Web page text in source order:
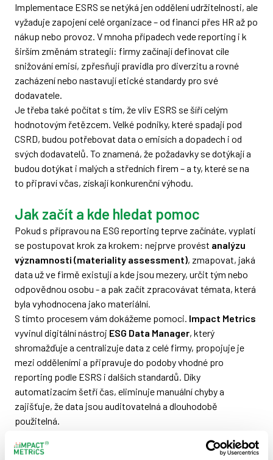
Implementace ESRS se netýká jen oddělení udržitelnosti, ale
vyžaduje zapojení celé organizace – od financí přes HR až po
nákup nebo provoz. V mnoha případech vede reporting i k
širším změnám strategií: firmy začínají definovat cíle
snižování emisí, zpřesňují pravidla pro diverzitu a rovné
zacházení nebo nastavují etické standardy pro své
dodavatele.
Je třeba také počítat s tím, že vliv ESRS se šíří celým
hodnotovým řetězcem. Velké podniky, které spadají pod
CSRD, budou potřebovat data o emisích a dopadech i od
svých dodavatelů. To znamená, že požadavky se dotýkají a
budou dotýkat i malých a středních firem – a ty, které se na
to připraví včas, získají konkurenční výhodu.
Jak začít a kde hledat pomoc
Pokud s přípravou na ESG reporting teprve začínáte, vyplatí
se postupovat krok za krokem: nejprve provést analýzu
významnosti (materiality assessment), zmapovat, jaká
data už ve firmě existují a kde jsou mezery, určit tým nebo
odpovědnou osobu - a pak začít zpracovávat témata, která
byla vyhodnocena jako materiální.
S tímto procesem vám dokážeme pomoci. Impact Metrics
vyvinul digitální nástroj ESG Data Manager, který
shromažďuje a centralizuje data z celé firmy, propojuje je
mezi odděleními a připravuje do podoby vhodné pro
reporting podle ESRS i dalších standardů. Díky
automatizacím šetří čas, eliminuje manuální chyby a
zajišťuje, že data jsou auditovatelná a dlouhodobě
použitelná.
podporu v oblastech, které software sám nevyřeší –